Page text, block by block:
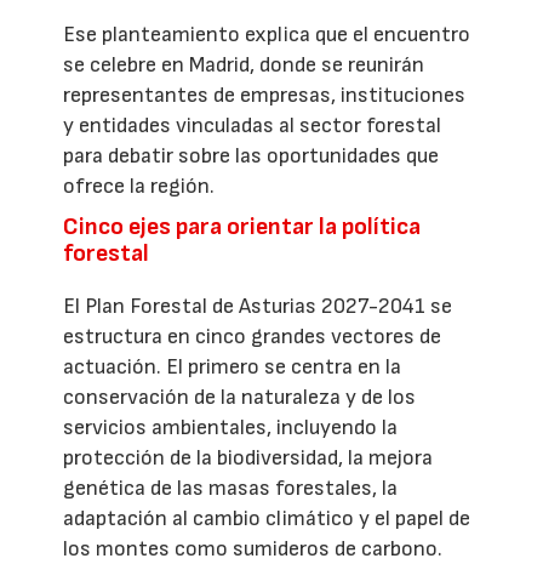
Ese planteamiento explica que el encuentro
se celebre en Madrid, donde se reunirán
representantes de empresas, instituciones
y entidades vinculadas al sector forestal
para debatir sobre las oportunidades que
ofrece la región.
Cinco ejes para orientar la política
forestal
El Plan Forestal de Asturias 2027-2041 se
estructura en cinco grandes vectores de
actuación. El primero se centra en la
conservación de la naturaleza y de los
servicios ambientales, incluyendo la
protección de la biodiversidad, la mejora
genética de las masas forestales, la
adaptación al cambio climático y el papel de
los montes como sumideros de carbono.